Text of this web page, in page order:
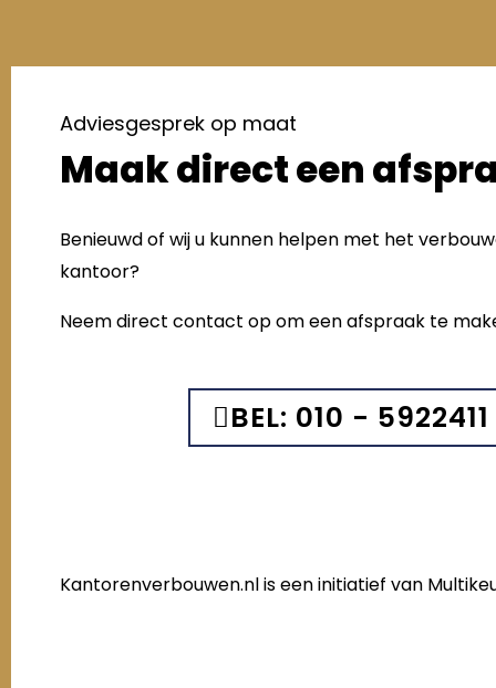
Adviesgesprek op maat
Maak direct een
Benieuwd of wij u kunnen helpen met het
kantoor?
Neem direct contact op om een afspraak te
BEL: 010 - 5922411
Kantorenverbouwen.nl is een initiatief van